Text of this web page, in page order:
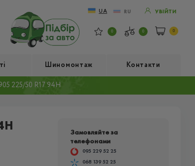
UA RU УВІЙТИ
0 0 0
Шиномонтаж Контакти
225/50 R17 94H
Замовляйте за
телефонами
095 229 52 25
068 139 52 25